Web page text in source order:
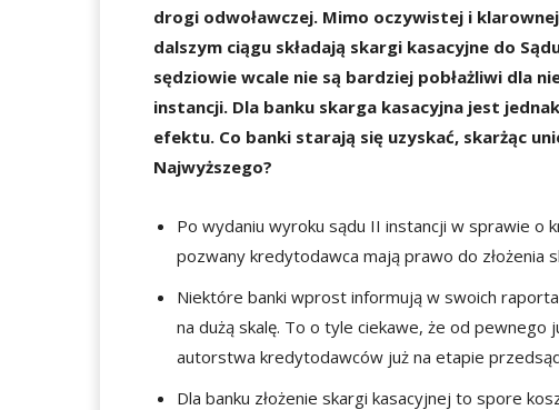
drogi odwoławczej. Mimo oczywistej i
dalszym ciągu składają skargi kasacyjne do
sędziowie wcale nie są bardziej pobłażliwi dla
instancji. Dla banku skarga kasacyjna jest
efektu. Co banki starają się uzyskać, skarżąc
Najwyższego?
Po wydaniu wyroku sądu II instancji w sprawie
pozwany kredytodawca mają prawo do złożenia
Niektóre banki wprost informują w swoich
na dużą skalę. To o tyle ciekawe, że od pewnego
autorstwa kredytodawców już na etapie
Dla banku złożenie skargi kasacyjnej to spore